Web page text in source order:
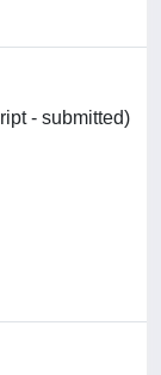
- submitted)